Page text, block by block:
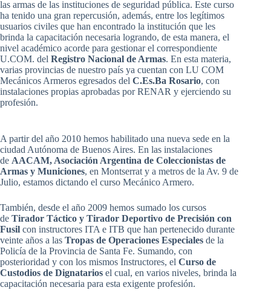
las armas de las instituciones de seguridad pública. Este curso
ha tenido una gran repercusión, además, entre los legítimos
usuarios civiles que han encontrado la institución que les
brinda la capacitación necesaria logrando, de esta manera, el
nivel académico acorde para gestionar el correspondiente
U.COM. del Registro Nacional de Armas. En esta materia,
varias provincias de nuestro país ya cuentan con LU COM
Mecánicos Armeros egresados del C.Es.Ba Rosario, con
instalaciones propias aprobadas por RENAR y ejerciendo su
profesión.
A partir del año 2010 hemos habilitado una nueva sede en la
ciudad Autónoma de Buenos Aires. En las instalaciones
de AACAM, Asociación Argentina de Coleccionistas de
Armas y Municiones, en Montserrat y a metros de la Av. 9 de
Julio, estamos dictando el curso Mecánico Armero.
También, desde el año 2009 hemos sumado los cursos
de Tirador Táctico y Tirador Deportivo de Precisión con
Fusil con instructores ITA e ITB que han pertenecido durante
veinte años a las Tropas de Operaciones Especiales de la
Policía de la Provincia de Santa Fe. Sumando, con
posterioridad y con los mismos Instructores, el Curso de
Custodios de Dignatarios el cual, en varios niveles, brinda la
capacitación necesaria para esta exigente profesión.